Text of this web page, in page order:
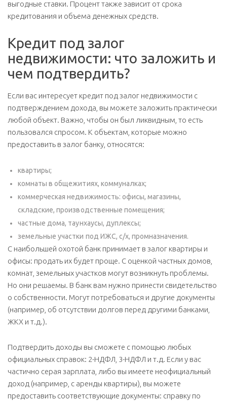
выгодные ставки. Процент также зависит от срока
кредитования и объема денежных средств.
Кредит под залог
недвижимости: что заложить и
чем подтвердить?
Если вас интересует кредит под залог недвижимости с
подтверждением дохода, вы можете заложить практически
любой объект. Важно, чтобы он был ликвидным, то есть
пользовался спросом. К объектам, которые можно
предоставить в залог банку, относятся:
квартиры;
комнаты в общежитиях, коммуналках;
коммерческая недвижимость: офисы, магазины,
складские, производственные помещения;
частные дома, таунхаусы, дуплексы;
земельные участки под ИЖС, с/х, промназначения.
С наибольшей охотой банк принимает в залог квартиры и
офисы: продать их будет проще. С оценкой частных домов,
комнат, земельных участков могут возникнуть проблемы.
Но они решаемы. В банк вам нужно принести свидетельство
о собственности. Могут потребоваться и другие документы
(например, об отсутствии долгов перед другими банками,
ЖКХ и т.д.).
Подтвердить доходы вы сможете с помощью любых
официальных справок: 2-НДФЛ, 3-НДФЛ и т.д. Если у вас
частично серая зарплата, либо вы имеете неофициальный
доход (например, с аренды квартиры), вы можете
предоставить соответствующие документы: справку по